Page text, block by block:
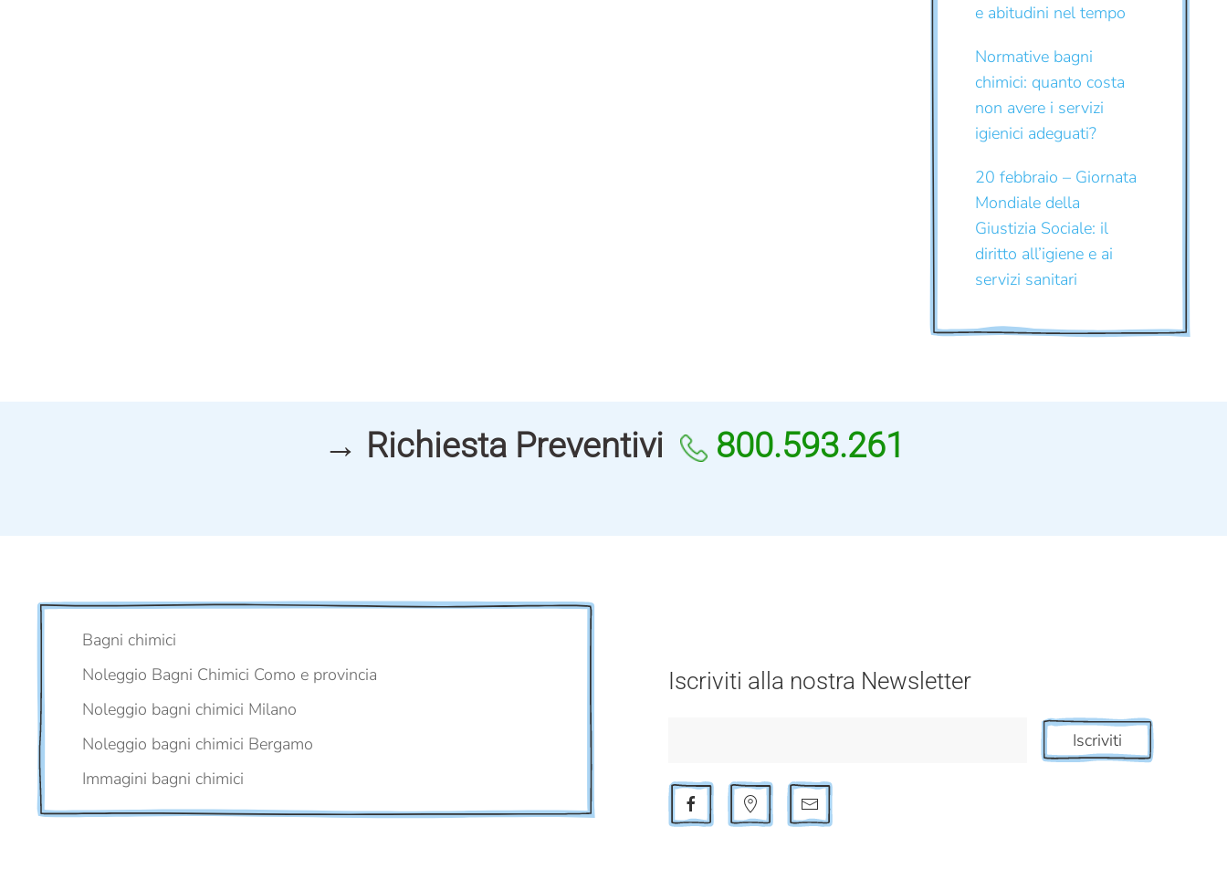
e abitudini nel tempo
Normative bagni
chimici: quanto costa
non avere i servizi
igienici adeguati?
20 febbraio – Giornata
Mondiale della
Giustizia Sociale: il
diritto all’igiene e ai
servizi sanitari
→ Richiesta Preventivi 800.593.261
Bagni chimici
Noleggio Bagni Chimici Como e provincia
Noleggio bagni chimici Milano
Noleggio bagni chimici Bergamo
Immagini bagni chimici
Iscriviti alla nostra Newsletter
Iscriviti